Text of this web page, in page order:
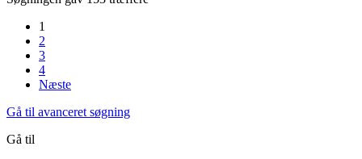
1
2
3
4
Næste
Gå til avanceret søgning
Gå til